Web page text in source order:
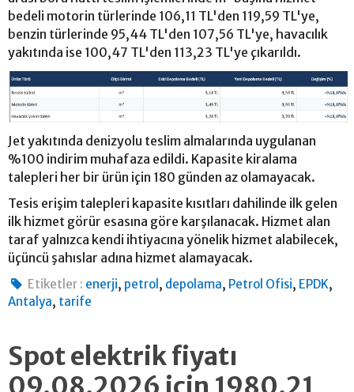
bedeli motorin türlerinde 106,11 TL'den 119,59 TL'ye,
benzin türlerinde 95,44 TL'den 107,56 TL'ye, havacılık
yakıtında ise 100,47 TL'den 113,23 TL'ye çıkarıldı.
Jet yakıtında denizyolu teslim almalarında uygulanan
%100 indirim muhafaza edildi. Kapasite kiralama
talepleri her bir ürün için 180 günden az olamayacak.
Tesis erişim talepleri kapasite kısıtları dahilinde ilk gelen
ilk hizmet görür esasına göre karşılanacak. Hizmet alan
taraf yalnızca kendi ihtiyacına yönelik hizmet alabilecek,
üçüncü şahıslar adına hizmet alamayacak.
Etiketler : enerji, petrol , depolama, Petrol Ofisi, EPDK,
Antalya, tarife
Spot elektrik fiyatı